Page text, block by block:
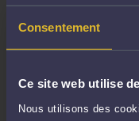
Consentement
Ce site web utilise
Nous utilisons des
Question
Réponse
de 1.000